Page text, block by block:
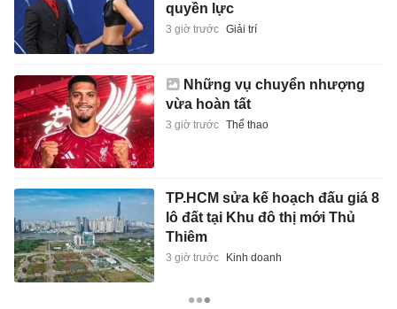
quyền lực
3 giờ trước Giải trí
Những vụ chuyển nhượng
vừa hoàn tất
3 giờ trước Thể thao
TP.HCM sửa kế hoạch đấu giá 8
lô đất tại Khu đô thị mới Thủ
Thiêm
3 giờ trước Kinh doanh